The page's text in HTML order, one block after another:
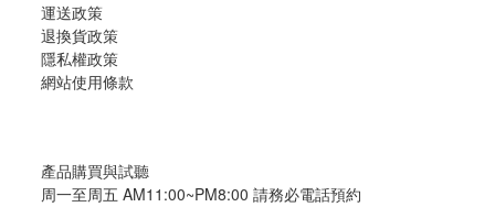
運送政策
退換貨政策
隱私權政策
網站使用條款
產品購買與試聽
周一至周五 AM11:00~PM8:00 請務必電話預約